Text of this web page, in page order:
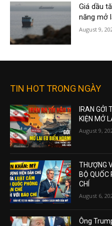
Giá dầu
năng mở
August 9,
TIN HOT TRONG NGÀY
IRAN GỞI
KIỆN MỞ
August 9,
THƯỢNG
BỘ QUỐC
CHÍ
August 6,
Ông